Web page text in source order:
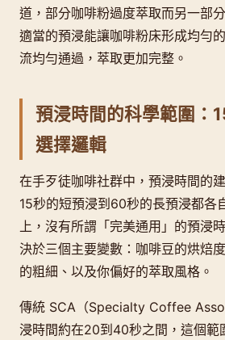
道，部分咖啡粉過度萃取而另一部
適當的預浸能讓咖啡粉床形成均勻
流均勻通過，萃取更加完整。
預浸時間的科學範圍：
選擇邏輯
在手歹徒咖啡社群中，預浸時間的
15秒的短預浸到60秒的長預浸都各
上，沒有所謂「完美通用」的預浸
決於三個主要變數：咖啡豆的烘焙
的粗細、以及你偏好的萃取風格。
傳統 SCA（Specialty Coffee
浸時間約在20到40秒之間，這個範